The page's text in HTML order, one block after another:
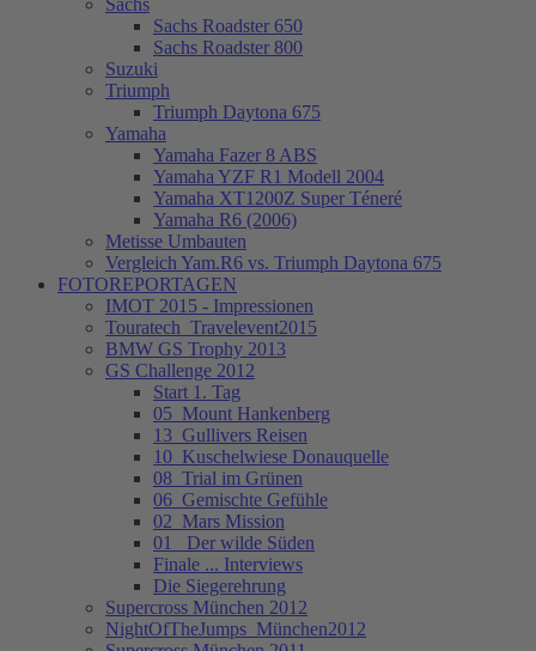
Sachs
Sachs Roadster 650
Sachs Roadster 800
Suzuki
Triumph
Triumph Daytona 675
Yamaha
Yamaha Fazer 8 ABS
Yamaha YZF R1 Modell 2004
Yamaha XT1200Z Super Téneré
Yamaha R6 (2006)
Metisse Umbauten
Vergleich Yam.R6 vs. Triumph Daytona 675
FOTOREPORTAGEN
IMOT 2015 - Impressionen
Touratech_Travelevent2015
BMW GS Trophy 2013
GS Challenge 2012
Start 1. Tag
05_Mount Hankenberg
13_Gullivers Reisen
10_Kuschelwiese Donauquelle
08_Trial im Grünen
06_Gemischte Gefühle
02_Mars Mission
01_ Der wilde Süden
Finale ... Interviews
Die Siegerehrung
Supercross München 2012
NightOfTheJumps_München2012